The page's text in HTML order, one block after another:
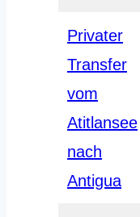
Privater
Transfer
vom
Atitlansee
nach
Antigua